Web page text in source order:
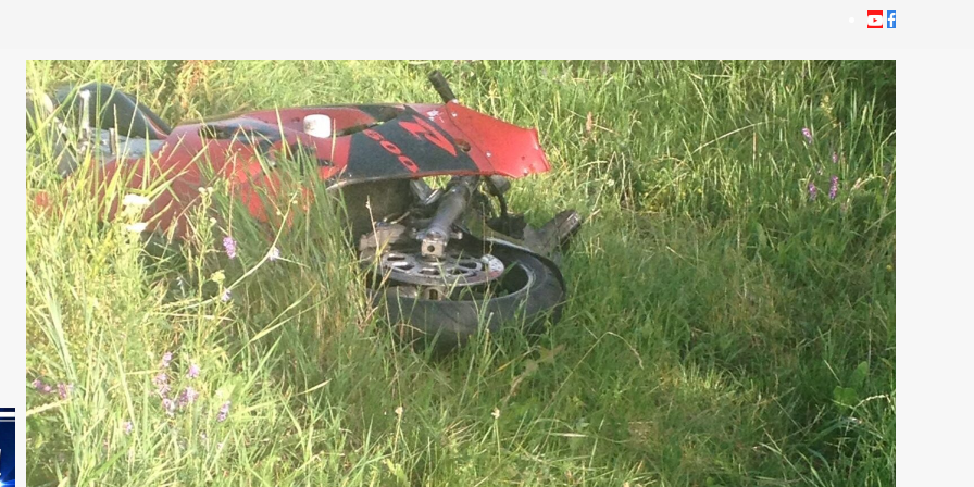
Youtube
Facebook